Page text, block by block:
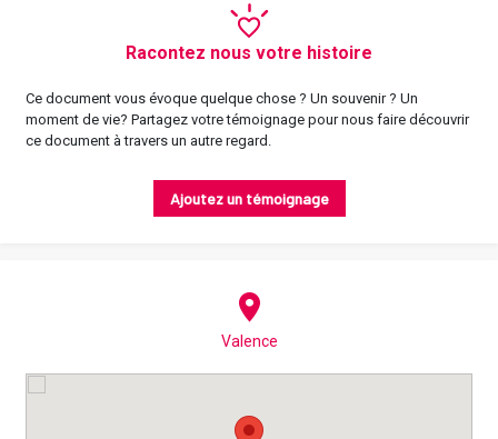
Racontez nous votre histoire
Ce document vous évoque quelque chose ? Un souvenir ? Un
moment de vie? Partagez votre témoignage pour nous faire découvrir
ce document à travers un autre regard.
Ajoutez un témoignage
Valence